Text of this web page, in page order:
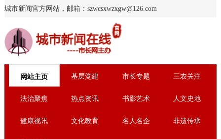
城市新闻官方网站，邮箱：szwcsxwzxgw@126.com
网站主页 基层党建 市长专题 三农关注
法治聚焦 热点资讯 书影艺术 人文史地
健康视讯 文化教育 名人名企 非遗传承